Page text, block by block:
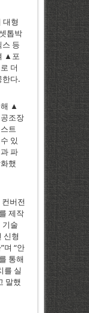
대형
톱박
스 등
▲포
더
한다.
해 ▲
조장
트
있
파
했
버전
제작
기술
신형
며 “안
통해
를 실
말했